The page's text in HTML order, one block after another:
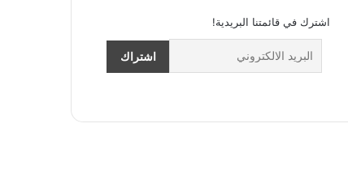
اشترك في قائمتنا البريدية!